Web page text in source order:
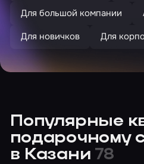
Для большой компании
Для новичков
Для
Популярные
подарочному
в Казани 78